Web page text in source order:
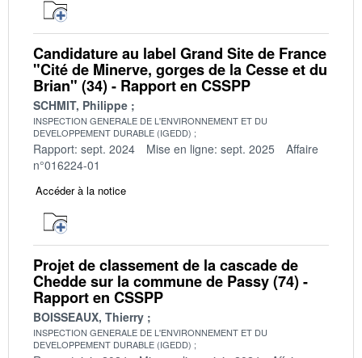
Candidature au label Grand Site de France
"Cité de Minerve, gorges de la Cesse et du
Brian" (34) - Rapport en CSSPP
SCHMIT, Philippe
INSPECTION GENERALE DE L'ENVIRONNEMENT ET DU
DEVELOPPEMENT DURABLE (IGEDD)
Rapport: sept. 2024 Mise en ligne: sept. 2025
Affaire
n°016224-01
Accéder à la notice
Projet de classement de la cascade de
Chedde sur la commune de Passy (74) -
Rapport en CSSPP
BOISSEAUX, Thierry
INSPECTION GENERALE DE L'ENVIRONNEMENT ET DU
DEVELOPPEMENT DURABLE (IGEDD)